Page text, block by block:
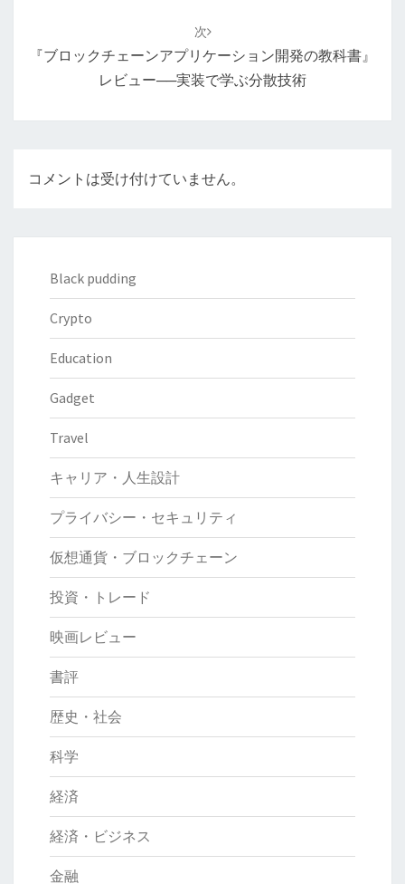
次
『ブロックチェーンアプリケーション開発の教科書』
レビュー──実装で学ぶ分散技術
コメントは受け付けていません。
Black pudding
Crypto
Education
Gadget
Travel
キャリア・人生設計
プライバシー・セキュリティ
仮想通貨・ブロックチェーン
投資・トレード
映画レビュー
書評
歴史・社会
科学
経済
経済・ビジネス
金融